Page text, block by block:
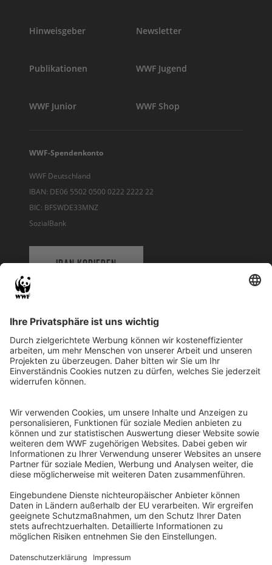
Hinweisgeber Newsletter
Publikationen WWF Jugend
WWF Junior WWF Shop
WWF-Spendenkonto
WWF Deutschland
IBAN: DE06 5502 0500 0222 2222 22
BIC: BFSWDE33MNZ
SozialBank
IBAN KOPIEREN
WWF Deutschland
Reinhardtstr. 18
10117 Berlin
Ihre Spende kann steuerlich geltend gemacht werden
Registriert als Stiftung WWF Deutschland, Senatsverwaltung für
Justiz Berlin, Az: 3416/976/2
Umsatzsteuer-Identifikationsnummer: DE 114236103
Freistellungsbescheid: Als gemeinnützige Körperschaft befreit
von der Körperschaftssteuer gem. §5 I 9 KStg. unter der
Steuernummer 27/641/09321